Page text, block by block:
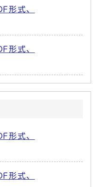
形式、
形式、
形式、
形式、